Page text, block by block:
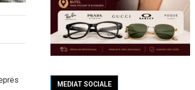
MEDIAT SOCIALE